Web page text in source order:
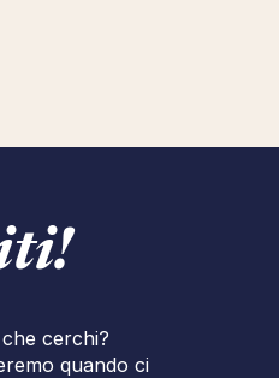
cerchi?
quando ci